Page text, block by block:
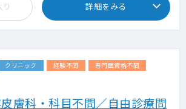
詳細をみる
クリニック 経験不問
専門医資格不問
膚科・科目不問／自由診療問